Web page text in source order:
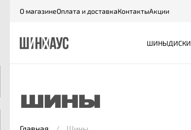
О магазинеОплата и доставкаКонтактыАкции
ШИНЫДИСКИ
ШИНЫ